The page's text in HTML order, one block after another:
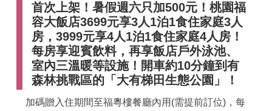
好康優惠
最新消息
最新留言
首次上架！暑假週六只加500元！桃園福
容大飯店3699元享3人1泊1食住家庭3人
房，3999元享4人1泊1食住家庭4人房！
每房享迎賓飲料，再享飯店戶外泳池、
室內三溫暖等設施！開車約10分鐘到有
森林挑戰區的「大有梯田生態公園」！
加碼贈入住期間至福粵樓餐廳內用(需提前訂位)，每